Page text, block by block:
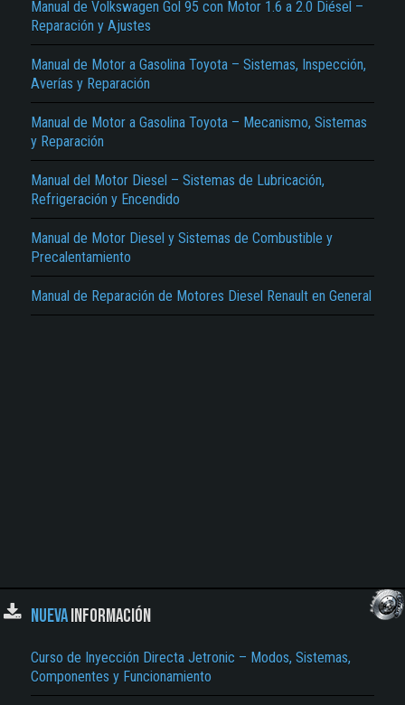
Manual de Volkswagen Gol 95 con Motor 1.6 a 2.0 Diésel –
Reparación y Ajustes
Manual de Motor a Gasolina Toyota – Sistemas, Inspección,
Averías y Reparación
Manual de Motor a Gasolina Toyota – Mecanismo, Sistemas
y Reparación
Manual del Motor Diesel – Sistemas de Lubricación,
Refrigeración y Encendido
Manual de Motor Diesel y Sistemas de Combustible y
Precalentamiento
Manual de Reparación de Motores Diesel Renault en General
NUEVAINFORMACIÓN
Curso de Inyección Directa Jetronic – Modos, Sistemas,
Componentes y Funcionamiento
No carga o no se visualiza el contenido.